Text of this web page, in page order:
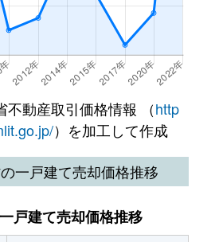
不動産取引価格情報 （http
）を加工して作成
一戸建て売却価格推移
戸建て売却価格推移